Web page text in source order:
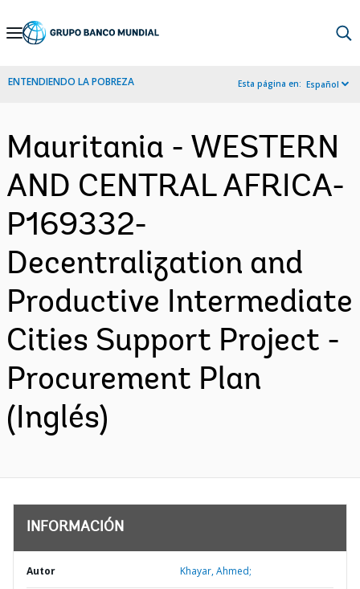
Skip
Navigation
ENTENDIENDO LA POBREZA Esta página en: Español
Mauritania - WESTERN
AND CENTRAL AFRICA-
P169332-
Decentralization and
Productive Intermediate
Cities Support Project -
Procurement Plan
(Inglés)
INFORMACIÓN
Autor Khayar, Ahmed;